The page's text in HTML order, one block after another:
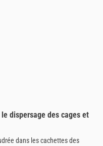
dispersage des cages et
dans les cachettes des